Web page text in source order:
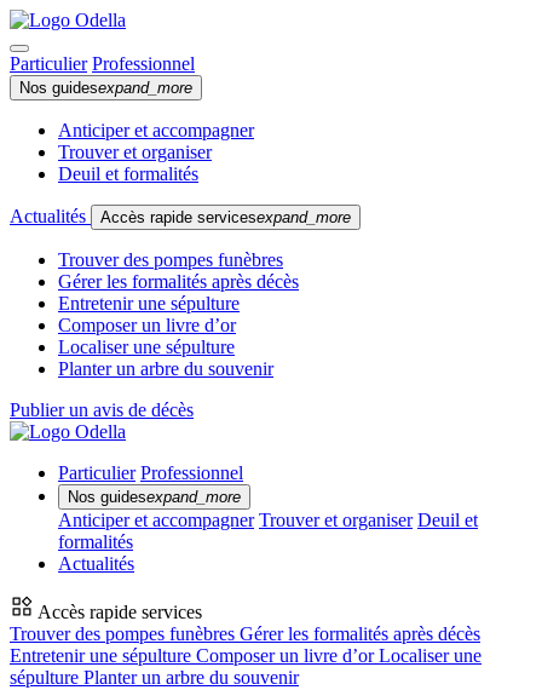
Particulier Professionnel
Nos guidesexpand_more
Anticiper et accompagner
Trouver et organiser
Deuil et formalités
Actualités Accès rapide servicesexpand_more
Trouver des pompes funèbres
Gérer les formalités après décès
Entretenir une sépulture
Composer un livre d’or
Localiser une sépulture
Planter un arbre du souvenir
Publier un avis de décès
Particulier Professionnel
Nos guidesexpand_more
Anticiper et accompagner Trouver et organiser Deuil et
formalités
Actualités
Accès rapide services
Trouver des pompes funèbres Gérer les formalités après décès
Entretenir une sépulture Composer un livre d’orLocaliser une
sépulture Planter un arbre du souvenir